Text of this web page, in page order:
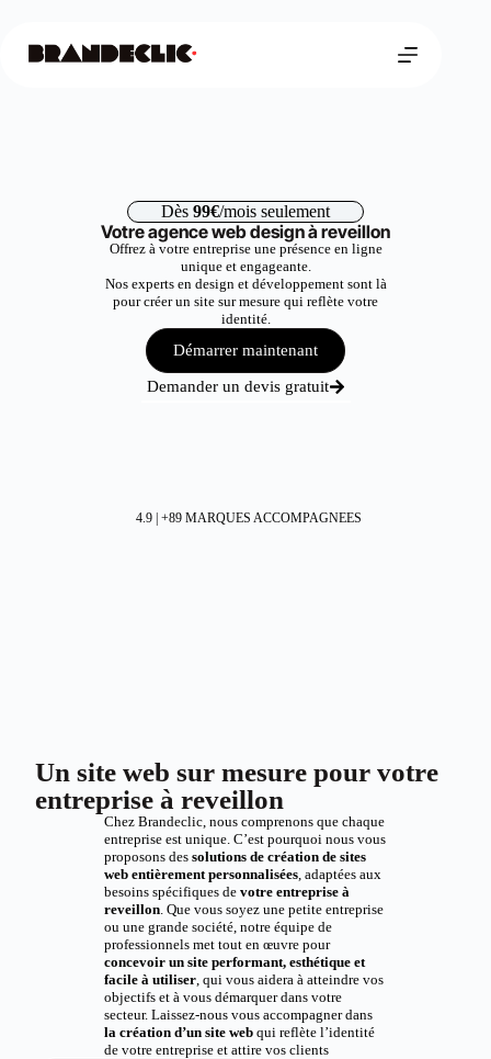
Dès 99€/mois seulement
Votre agence web design à reveillon
Offrez à votre entreprise une présence en ligne
unique et engageante.
Nos experts en design et développement sont là
pour créer un site sur mesure qui reflète votre
identité.
Démarrer maintenant
Demander un devis gratuit
4.9 | +89 MARQUES ACCOMPAGNEES
Un site web sur mesure pour votre
entreprise à reveillon
Chez Brandeclic, nous comprenons que chaque
entreprise est unique. C’est pourquoi nous vous
proposons des solutions de création de sites
web entièrement personnalisées, adaptées aux
besoins spécifiques de votre entreprise à
reveillon. Que vous soyez une petite entreprise
ou une grande société, notre équipe de
professionnels met tout en œuvre pour
concevoir un site performant, esthétique et
facile à utiliser, qui vous aidera à atteindre vos
objectifs et à vous démarquer dans votre
secteur. Laissez-nous vous accompagner dans
la création d’un site webqui reflète l’identité
de votre entreprise et attire vos clients